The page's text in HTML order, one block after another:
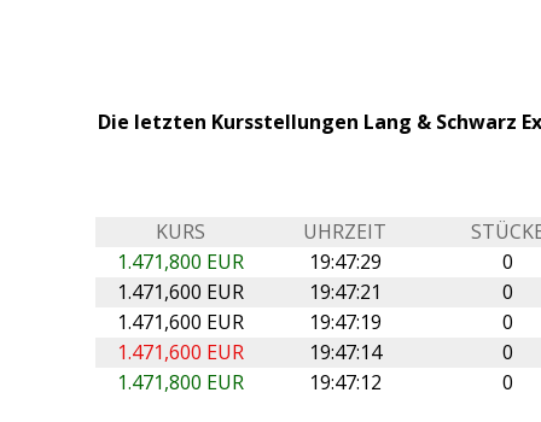
Die letzten Kursstellungen Lang & Schwarz
KURS UHRZEIT
1.471,800 EUR
19:47:29
0
1.471,600 EUR
19:47:21
0
1.471,600 EUR
19:47:19
0
1.471,600 EUR
19:47:14
0
1.471,800 EUR
19:47:12 0